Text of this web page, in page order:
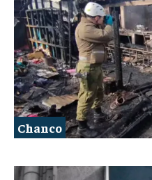
Chanco